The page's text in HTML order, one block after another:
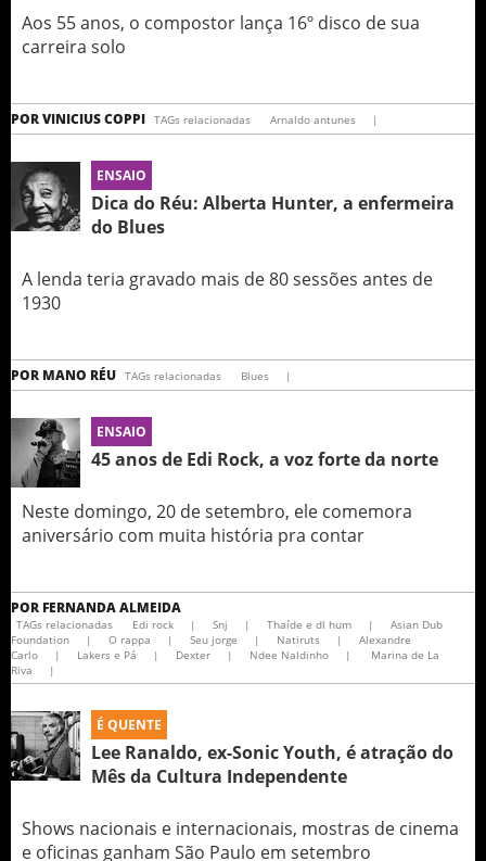
Aos 55 anos, o compostor lança 16º disco de sua
carreira solo
PORVINICIUS COPPI TAGs relacionadas Arnaldo antunes |
ENSAIO
Dica do Réu: Alberta Hunter, a enfermeira
do Blues
A lenda teria gravado mais de 80 sessões antes de
1930
POR MANO RÉU TAGs relacionadas Blues |
ENSAIO
45 anos de Edi Rock, a voz forte da norte
Neste domingo, 20 de setembro, ele comemora
aniversário com muita história pra contar
POR FERNANDA ALMEIDA
TAGs relacionadas Edi rock | Snj | Thaíde e dl hum |
Asian Dub
Foundation
| O rappa | Seu jorge | Natiruts |
Alexandre
Carlo
| Lakers e Pá | Dexter | Ndee Naldinho |
Marina de La
Riva
|
É QUENTE
Lee Ranaldo, ex-Sonic Youth, é atração do
Mês da Cultura Independente
Shows nacionais e internacionais, mostras de cinema
e oficinas ganham São Paulo em setembro